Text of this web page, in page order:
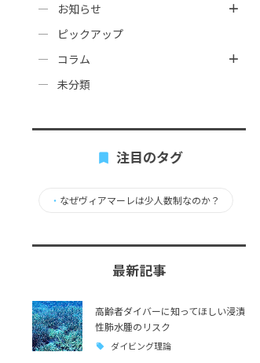
お知らせ
ピックアップ
コラム
未分類
注目のタグ
・ なぜヴィアマーレは少人数制なのか？
最新記事
高齢者ダイバーに知ってほしい浸漬
性肺水腫のリスク
ダイビング理論